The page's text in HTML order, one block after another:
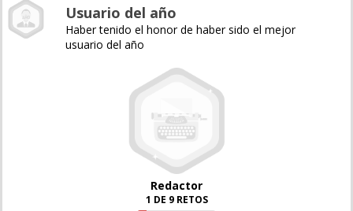
Usuario del año
Haber tenido el honor de haber sido el mejor
usuario del año
Redactor
1 DE 9 RETOS